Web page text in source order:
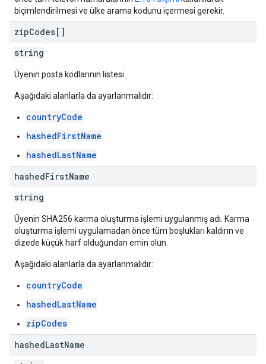
biçimlendirilmesi ve ülke arama kodunu içermesi gerekir.
zipCodes[]
string
Üyenin posta kodlarının listesi.
Aşağıdaki alanlarla da ayarlanmalıdır:
countryCode
hashedFirstName
hashedLastName
hashedFirstName
string
Üyenin SHA256 karma oluşturma işlemi uygulanmış adı. Karma
oluşturma işlemi uygulamadan önce tüm boşlukları kaldırın ve
dizede küçük harf olduğundan emin olun.
Aşağıdaki alanlarla da ayarlanmalıdır:
countryCode
hashedLastName
zipCodes
hashedLastName